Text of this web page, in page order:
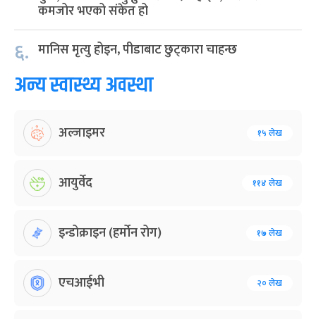
कमजोर भएको संकेत हो
६. मानिस मृत्यु होइन, पीडाबाट छुट्कारा चाहन्छ
अन्य स्वास्थ्य अवस्था
अल्जाइमर १५ लेख
आयुर्वेद ११४ लेख
इन्डोक्राइन (हर्मोन रोग) १७ लेख
एचआईभी २० लेख